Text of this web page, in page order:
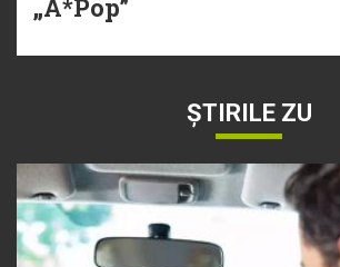
„A*Pop”
ȘTIRILE ZU